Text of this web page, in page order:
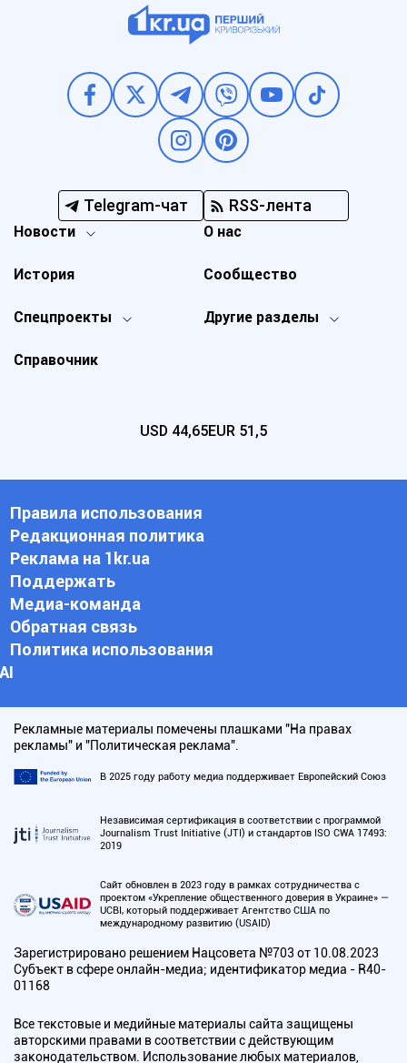
Telegram-чат RSS-лента
Новости
Спецпроекты Другие разделы
История
О нас
Справочник
Сообщество
USD 44,65EUR 51,5
Правила использования
Редакционная политика
Реклама на 1kr.ua
Поддержать
Медиа-команда
Обратная связь
Политика использования
АI
Рекламные материалы помечены плашками "На правах
рекламы" и "Политическая реклама".
В 2025 году работу медиа поддерживает Европейский Союз
Независимая сертификация в соответствии с программой
Journalism Trust Initiative (JTI) и стандартов ISO CWA 17493:
2019
Сайт обновлен в 2023 году в рамках сотрудничества с
проектом «Укрепление общественного доверия в Украине» —
UCBI, который поддерживает Агентство США по
международному развитию (USAID)
Зарегистрировано решением Нацсовета №703 от 10.08.2023
Субъект в сфере онлайн-медиа; идентификатор медиа - R40-
01168
Все текстовые и медийные материалы сайта защищены
авторскими правами в соответствии с действующим
законодательством. Использование любых материалов,